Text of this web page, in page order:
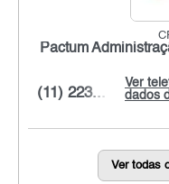
Pactum
Ver
dados
(11) 223...
Ver todas